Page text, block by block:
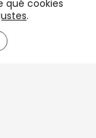
qué cookies
.